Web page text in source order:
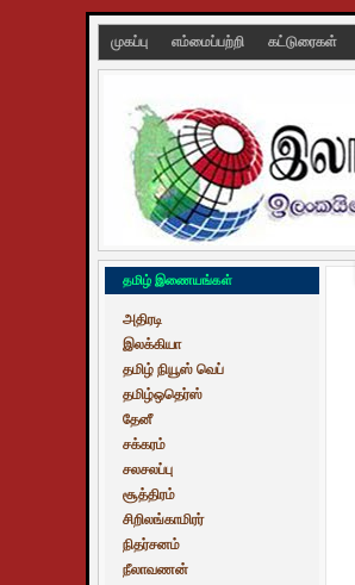
முகப்பு எம்மைப்பற்றி கட்டுரைகள்
தமிழ் இணையங்கள்
அதிரடி
இலக்கியா
தமிழ் நியூஸ் வெப்
தமிழ்ஒதெர்ஸ்
தேனீ
சக்கரம்
சலசலப்பு
சூத்திரம்
சிறிலங்காமிரர்
நிதர்சனம்
நீலாவணன்